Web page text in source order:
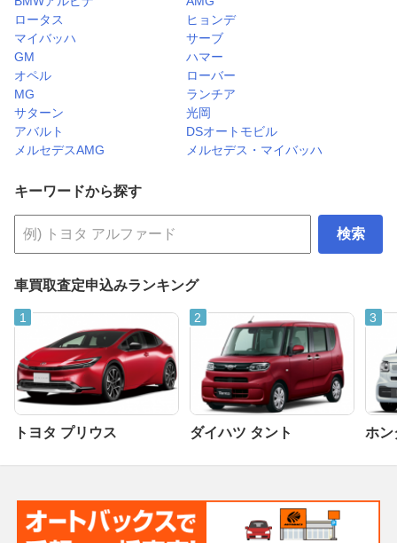
ロータス
ヒョンデ
マイバッハ
サーブ
GM
ハマー
オペル
ローバー
MG
ランチア
サターン
光岡
アバルト
DSオートモビル
メルセデスAMG
メルセデス・マイバッハ
キーワードから探す
検索
車買取査定申込みランキング
トヨタ プリウス ダイハツ タント ホン